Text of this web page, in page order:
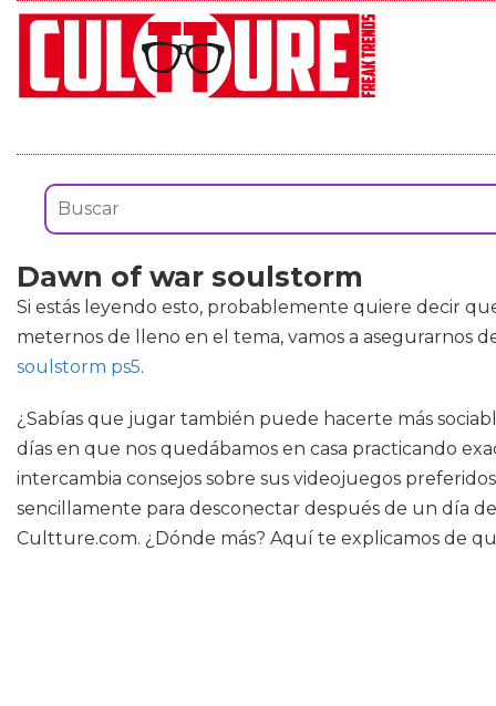
Dawn of war soulstorm
Si estás leyendo esto, probablemente quiere decir
meternos de lleno en el tema, vamos a asegurarnos
soulstorm ps5.
¿Sabías que jugar también puede hacerte más
días en que nos quedábamos en casa practicando
intercambia consejos sobre sus videojuegos
sencillamente para desconectar después de un día
Cultture.com. ¿Dónde más? Aquí te explicamos de